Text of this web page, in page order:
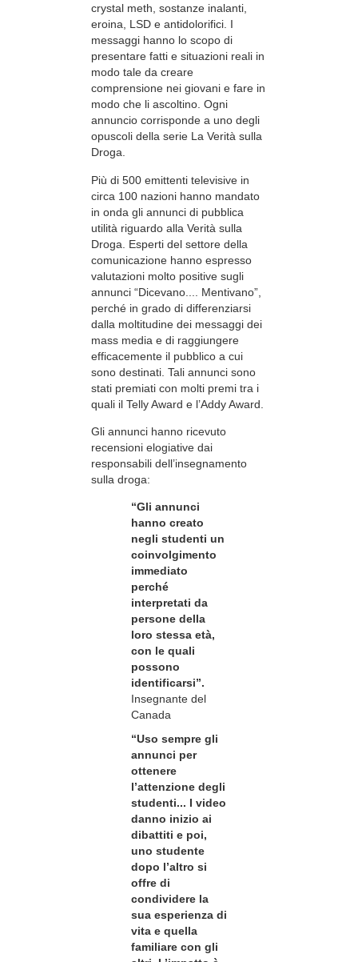
crystal meth, sostanze inalanti,
eroina, LSD e antidolorifici. I
messaggi hanno lo scopo di
presentare fatti e situazioni reali in
modo tale da creare
comprensione nei giovani e fare in
modo che li ascoltino. Ogni
annuncio corrisponde a uno degli
opuscoli della serie La Verità sulla
Droga.
Più di 500 emittenti televisive in
circa 100 nazioni hanno mandato
in onda gli annunci di pubblica
utilità riguardo alla Verità sulla
Droga. Esperti del settore della
comunicazione hanno espresso
valutazioni molto positive sugli
annunci “Dicevano.... Mentivano”,
perché in grado di differenziarsi
dalla moltitudine dei messaggi dei
mass media e di raggiungere
efficacemente il pubblico a cui
sono destinati. Tali annunci sono
stati premiati con molti premi tra i
quali il Telly Award e l’Addy Award.
Gli annunci hanno ricevuto
recensioni elogiative dai
responsabili dell’insegnamento
sulla droga:
“Gli annunci
hanno creato
negli studenti un
coinvolgimento
immediato
perché
interpretati da
persone della
loro stessa età,
con le quali
possono
identificarsi”.
Insegnante del
Canada
“Uso sempre gli
annunci per
ottenere
l’attenzione degli
studenti... I video
danno inizio ai
dibattiti e poi,
uno studente
dopo l’altro si
offre di
condividere la
sua esperienza di
vita e quella
familiare con gli